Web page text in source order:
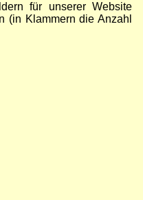
für unserer Website
(in Klammern die Anzahl